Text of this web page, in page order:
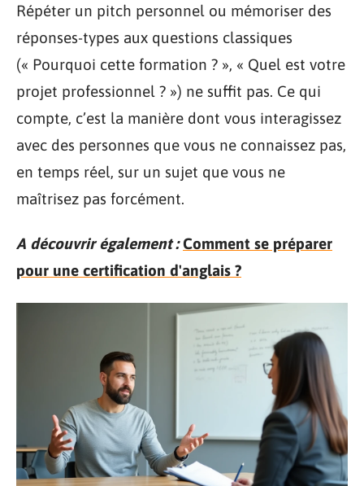
Répéter un pitch personnel ou mémoriser des
réponses-types aux questions classiques
(« Pourquoi cette formation ? », « Quel est votre
projet professionnel ? ») ne suffit pas. Ce qui
compte, c’est la manière dont vous interagissez
avec des personnes que vous ne connaissez pas,
en temps réel, sur un sujet que vous ne
maîtrisez pas forcément.
A découvrir également : Comment se préparer
pour une certification d'anglais ?